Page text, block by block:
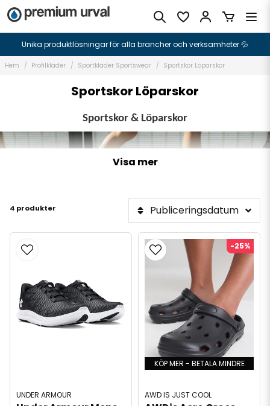
Unika produktlösningar för alla brancher och verksamheter 💦
Hem Profilkläder Sportkläder Sportswear Sportskor Löparskor
Sportskor Löparskor
Sportskor & Löparskor
Sportskor omfattar allt från specialiserade löparskor och
träningsskor för gym till trendiga sneakers som
kombinerar funktion med vardagsmode. Oavsett om du
söker maximal stötdämpning för långdistanslöpning
eller en stabil sko för tunga lyft, innebandy, padel så
finns det modeller anpassade för varje behov.
Visa mer
4 produkter Publiceringsdatum
UNDER ARMOUR
KÖP MER - BETALA MINDRE
AWD IS JUST COOL
-25%